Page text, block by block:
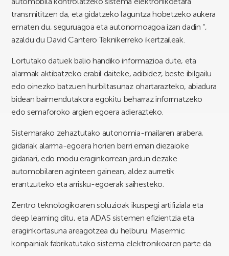
transmititzen da, eta gidatzeko laguntza hobetzeko aukera
ematen du, seguruagoa eta autonomoagoa izan dadin “,
azaldu du David Cantero Teknikerreko ikertzaileak.
Lortutako datuek balio handiko informazioa dute, eta
alarmak aktibatzeko erabil daiteke, adibidez, beste ibilgailu
edo oinezko batzuen hurbiltasunaz ohartarazteko, abiadura
bidean baimendutakora egokitu beharraz informatzeko
edo semaforoko argien egoera adierazteko.
Sistemarako zehaztutako autonomia-mailaren arabera,
gidariak alarma-egoera horien berri eman diezaioke
gidariari, edo modu eraginkorrean jardun dezake
automobilaren aginteen gainean, aldez aurretik
erantzuteko eta arrisku-egoerak saihesteko.
Zentro teknologikoaren soluzioak ikuspegi artifiziala eta
deep learning ditu, eta ADAS sistemen efizientzia eta
eraginkortasuna areagotzea du helburu. Masermic
konpainiak fabrikatutako sistema elektronikoaren parte da.